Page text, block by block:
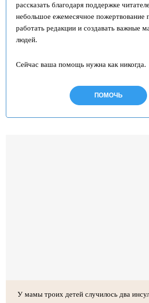
рассказать благодаря поддержке
небольшое ежемесячное пожертвование
работать редакции и создавать важные
людей.
Сейчас ваша помощь нужна как никогда.
ПОМОЧЬ
У мамы троих детей случилось два